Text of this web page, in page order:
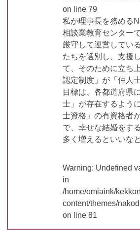
on line 79
私が理事長を務める
相談業教育センター
厳守して運営してい
たちを選別し、支援
て、そのために立ち
認定制度」が「仲人
目標は、各都道府県
士」が存在するよう
士資格」の有資格者
で、幸せな結婚をす
多く増えるといいな
Warning: Undefined
in
/home/omiaink/
content/themes/
on line 81